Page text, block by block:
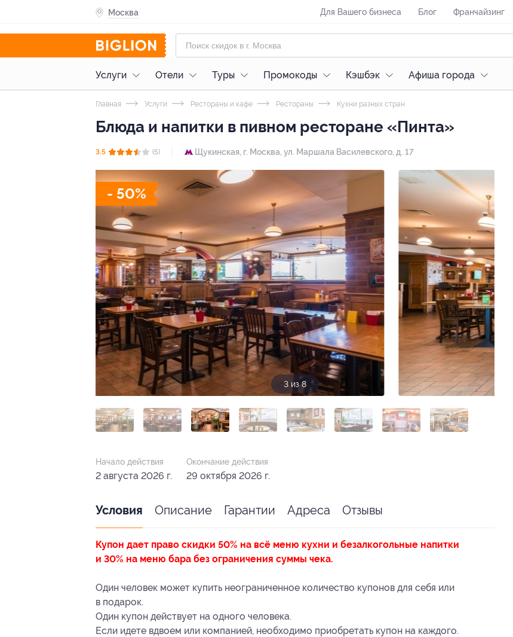
Москва Для Вашего бизнеса Блог Франчайзинг
Услуги Отели Туры Промокоды Кэшбэк Афиша города
Главная Услуги Рестораны и кафе Рестораны Кухни разных стран
Блюда и напитки в пивном ресторане «Пинта»
3.5 (5) Щукинская, г. Москва, ул. Маршала Василевского, д. 17
- 50%
3 из 8
Начало действия
2 августа 2026 г.
Окончание действия
29 октября 2026 г.
Условия Описание Гарантии Адреса Отзывы
Купон дает право скидки 50% на всё меню кухни и безалкогольные напитки
и 30% на меню бара без ограничения суммы чека.
Один человек может купить неограниченное количество купонов для себя или
в подарок.
Один купон действует на одного человека.
Если идете вдвоем или компанией, необходимо приобретать купон на каждого.